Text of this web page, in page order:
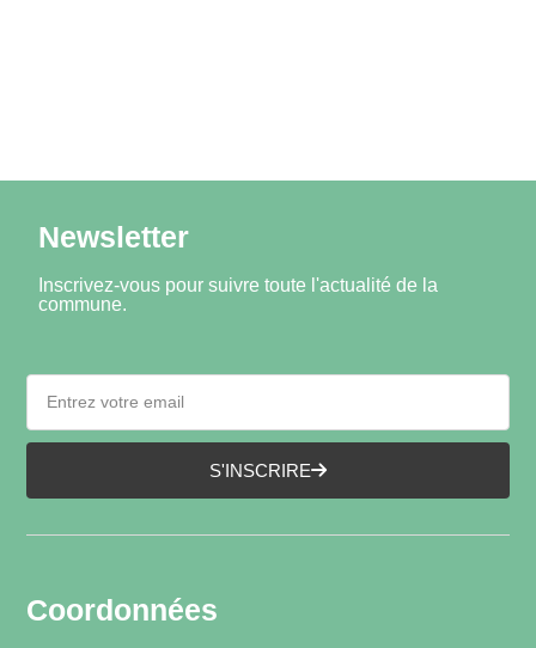
Newsletter
Inscrivez-vous pour suivre toute l'actualité de la
commune.
S'INSCRIRE
Coordonnées